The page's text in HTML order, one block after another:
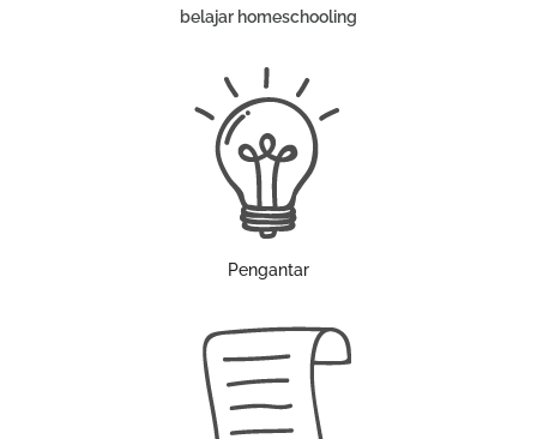
belajar homeschooling
Pengantar